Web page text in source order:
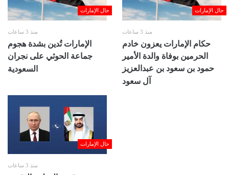
حال الإمارات
منذ 3 ساعات
الإمارات تُدين بشدة هجوم
جماعة الحوثي على نجران
السعودية
حال الإمارات
منذ 3 ساعات
حكام الإمارات يعزون خادم
الحرمين بوفاة والدة الأمير
حمود بن سعود بن عبدالعزيز
آل سعود
حال الإمارات
منذ 3 ساعات